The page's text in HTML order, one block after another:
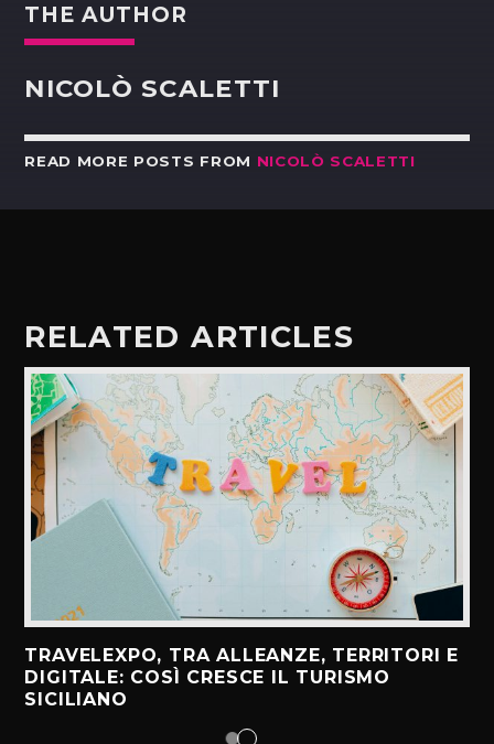
THE AUTHOR
NICOLÒ SCALETTI
READ MORE POSTS FROM NICOLÒ SCALETTI
RELATED ARTICLES
TRAVELEXPO, TRA ALLEANZE, TERRITORI E
DIGITALE: COSÌ CRESCE IL TURISMO
SICILIANO